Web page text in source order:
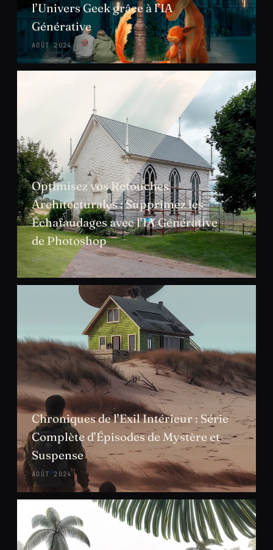
l’Univers Geek grâce à l’IA
Générative
AOÛT 2024
Optimisez vos Retouches
Architecturales : Supprimez les
Échafaudages avec l’IA Générative
de Photoshop
AOÛT 2024
Chroniques de l’Exil Intérieur : Série
Complète d’Épisodes de Mystère et
Suspense
AOÛT 2024